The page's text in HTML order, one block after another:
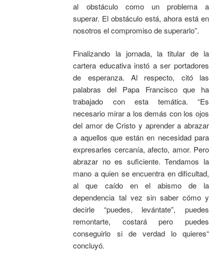
al obstáculo como un problema a
superar. El obstáculo está, ahora está en
nosotros el compromiso de superarlo”.
Finalizando la jornada, la titular de la
cartera educativa instó a ser portadores
de esperanza. Al respecto, citó las
palabras del Papa Francisco que ha
trabajado con esta temática. “Es
necesario mirar a los demás con los ojos
del amor de Cristo y aprender a abrazar
a aquellos que están en necesidad para
expresarles cercanía, afecto, amor. Pero
abrazar no es suficiente. Tendamos la
mano a quien se encuentra en dificultad,
al que caído en el abismo de la
dependencia tal vez sin saber cómo y
decirle “puedes, levántate”, puedes
remontarte, costará pero puedes
conseguirlo si de verdad lo quieres“
concluyó.